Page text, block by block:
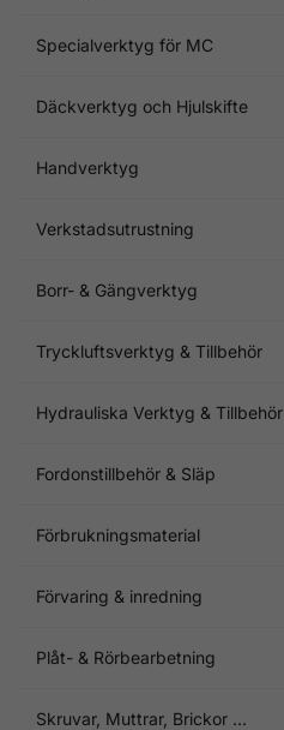
Specialverktyg för MC
Däckverktyg och Hjulskifte
Handverktyg
Verkstadsutrustning
Borr- & Gängverktyg
Tryckluftsverktyg & Tillbehör
Hydrauliska Verktyg & Tillbehör
Fordonstillbehör & Släp
Förbrukningsmaterial
Förvaring & inredning
Plåt- & Rörbearbetning
Skruvar, Muttrar, Brickor ...